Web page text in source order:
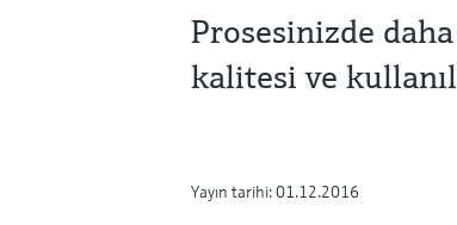
Prosesinizde
kalitesi ve
Yayın tarihi: 01.12.2016